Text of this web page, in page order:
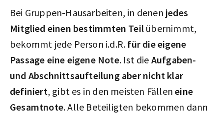
Bei Gruppen-Hausarbeiten, in denen jedes
Mitglied einen bestimmten Teil übernimmt,
bekommt jede Person i.d.R. für die eigene
Passage eine eigene Note. Ist die Aufgaben-
und Abschnittsaufteilung aber nicht klar
definiert, gibt es in den meisten Fällen eine
Gesamtnote. Alle Beteiligten bekommen dann